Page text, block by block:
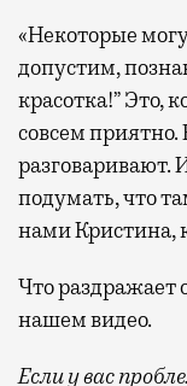
«Некоторые
допустим,
красотка!” Это,
совсем
разговаривают.
подумать, что
нами Кристина,
Что раздражает
нашем видео.
Если у вас